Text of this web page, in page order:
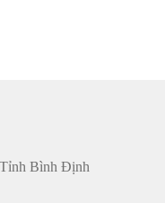
Bình Định